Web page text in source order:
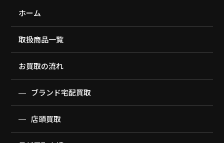
ホーム
取扱商品一覧
お買取の流れ
ブランド宅配買取
店頭買取